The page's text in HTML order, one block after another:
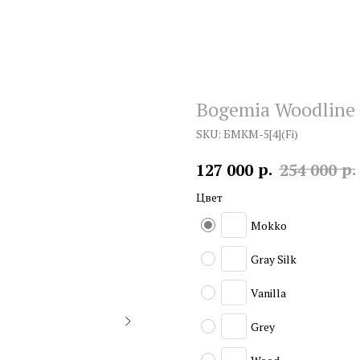
Bogemia Woodline
SKU: БМКМ-5[4](Fi)
127 000 р. 254 000 р.
Цвет
Mokko
Gray Silk
Vanilla
Grey